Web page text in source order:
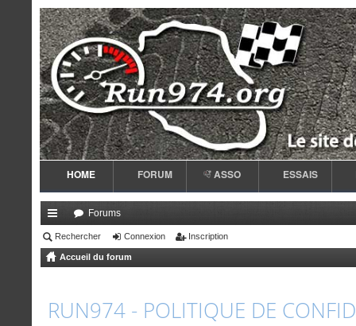
HOME FORUM ASSO ESSAIS
ac
co
ci
Forums
Rechercher Connexion Inscription
Accueil du forum
RUN974 - POLITIQUE DE